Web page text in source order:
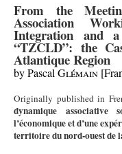
From the
Association
Integration and
“TZCLD”: the
Atlantique Region
by Pascal Glémain
Originally published in
dynamique
l’économique et d’une
territoire du nord-ouest de